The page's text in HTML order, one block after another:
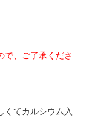
で、ご了承くださ
くてカルシウム入